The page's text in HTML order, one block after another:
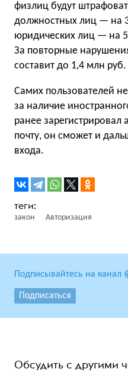
физлиц будут
должностных лиц — на
юридических лиц — на
За повторные
составит до 1,4 млн руб.
Самих пользователей
за наличие
ранее зарегистрировал
почту, он сможет и
входа.
закон Авторизация
Подписывайтесь на канал
Подписаться
Обсудить с другими